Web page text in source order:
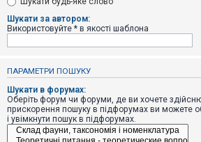
е
м
и
б
і
п
о
в
і
д
Шукати за автором:
Використовуйте * в якості шаблона
ПАРАМЕТРИ ПОШУКУ
Шукати в форумах:
Оберіть форум чи форуми, де ви хочете
прискорення пошуку в підфорумах ви можете
і увімкнути пошук в підфорумах.